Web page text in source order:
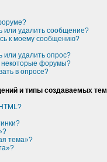
или удалить сообщение?
к моему сообщению?
или удалить опрос?
некоторые форумы?
в опросе?
и типы создаваемых тем
тема»?